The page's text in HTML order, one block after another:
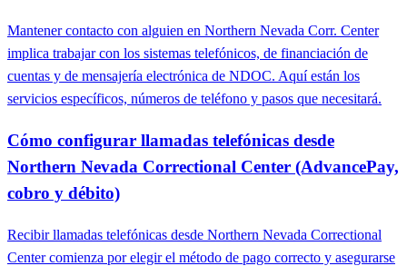
Mantener contacto con alguien en Northern Nevada Corr. Center
implica trabajar con los sistemas telefónicos, de financiación de
cuentas y de mensajería electrónica de NDOC. Aquí están los
servicios específicos, números de teléfono y pasos que necesitará.
Cómo configurar llamadas telefónicas desde
Northern Nevada Correctional Center (AdvancePay,
cobro y débito)
Recibir llamadas telefónicas desde Northern Nevada Correctional
Center comienza por elegir el método de pago correcto y asegurarse